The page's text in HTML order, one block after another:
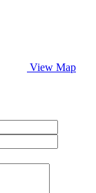
View Map